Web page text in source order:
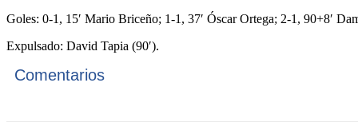
Goles: 0-1, 15′ Mario Briceño; 1-1, 37′ Óscar Ortega; 2-1, 90+8′
Expulsado: David Tapia (90′).
Comentarios